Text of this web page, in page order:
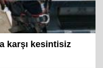
karşı kesintisiz